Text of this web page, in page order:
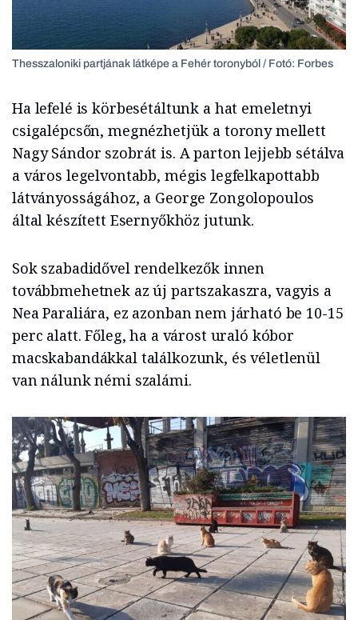
Thesszaloniki partjának látképe a Fehér toronyból / Fotó: Forbes
Ha lefelé is körbesétáltunk a hat emeletnyi
csigalépcsőn, megnézhetjük a torony mellett
Nagy Sándor szobrát is. A parton lejjebb sétálva
a város legelvontabb, mégis legfelkapottabb
látványosságához, a George Zongolopoulos
által készített Esernyőkhöz jutunk.
Sok szabadidővel rendelkezők innen
továbbmehetnek az új partszakaszra, vagyis a
Nea Paraliára, ez azonban nem járható be 10-15
perc alatt. Főleg, ha a várost uraló kóbor
macskabandákkal találkozunk, és véletlenül
van nálunk némi szalámi.